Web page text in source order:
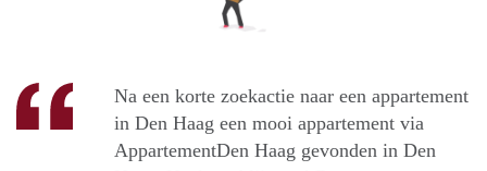
Na een korte zoekactie naar een appartement
in Den Haag een mooi appartement via
AppartementDen Haag gevonden in Den